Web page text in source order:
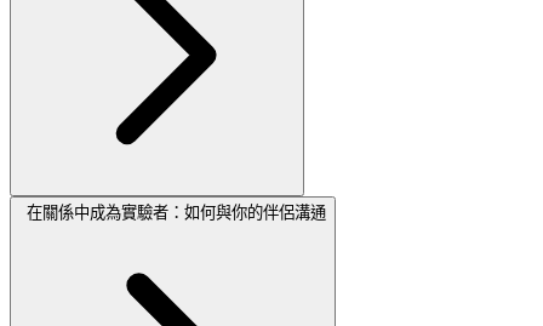
在關係中成為實驗者：如何與你的伴侶溝通